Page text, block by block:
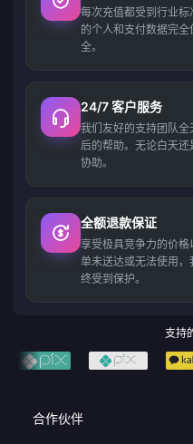
每次充值都受到行业
的个人和支付数据完
全。
24/7 客户服务
我们友好的支持团队
后的帮助。无论白天
协助。
全额退款保证
享受极具竞争力的价
单未送达或无法使用
终受到保护。
支持
合作伙伴